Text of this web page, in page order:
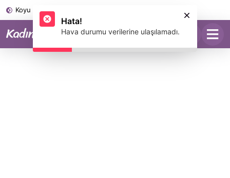
Koyu Mod
Hata!
Hava durumu verilerine ulaşılamadı.